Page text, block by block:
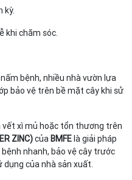
kỳ.
khi chăm sóc.
bệnh, nhiều nhà vườn lựa
bảo vệ trên bề mặt cây khi sử
xì mủ hoặc tổn thương trên
ZINC)của BMFE là giải pháp
nhanh, bảo vệ cây trước
của nhà sản xuất.